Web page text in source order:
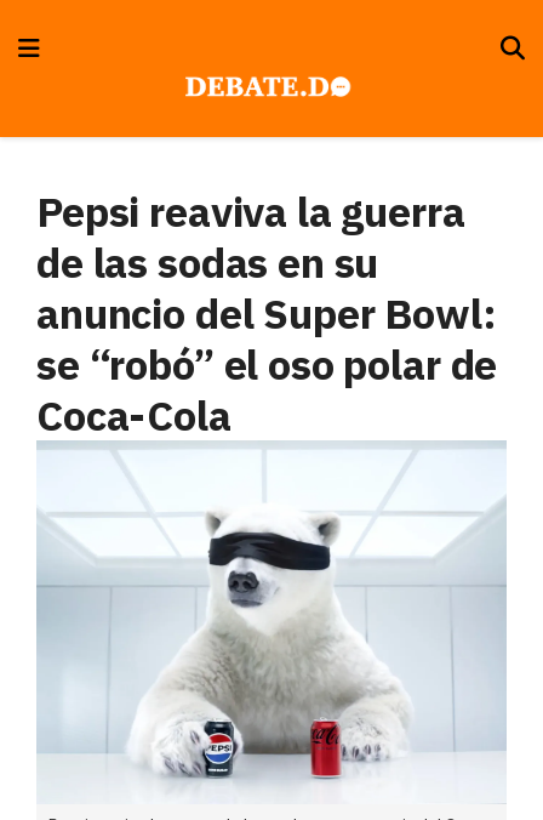
Pepsi reaviva la guerra
de las sodas en su
anuncio del Super Bowl:
se “robó” el oso polar de
Coca-Cola